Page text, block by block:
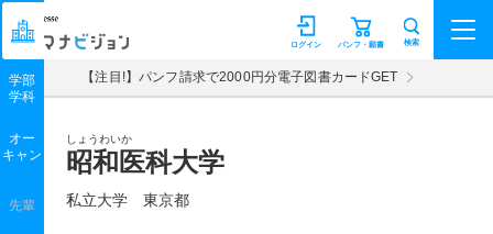
マナビジョン パンフ・願書
ログイン 検索
【注目!】パンフ請求で2000円分電子図書カードGET
しょうわいか
昭和医科大学
私立大学 東京都
学部
学科
オー
キャン
先輩